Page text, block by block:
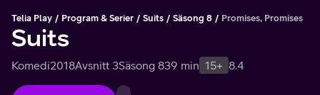
Telia Play Program & Serier Suits Säsong 8 Promises, Promises
Suits
Komedi2018Avsnitt 3Säsong 839 min 15+ 8.4